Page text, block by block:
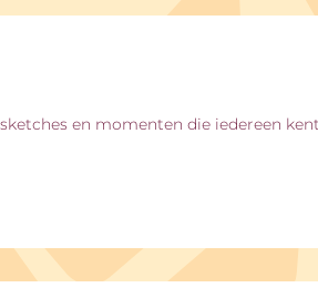
en momenten die iedereen